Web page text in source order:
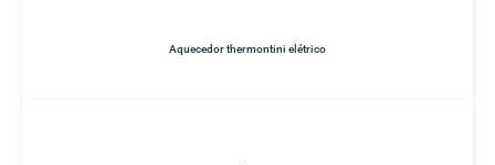
Aquecedor thermontini elétrico